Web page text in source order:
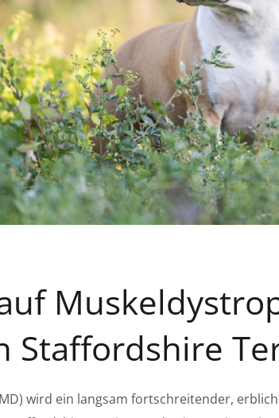
Staffordshire
wird ein langsam fortschreitender,